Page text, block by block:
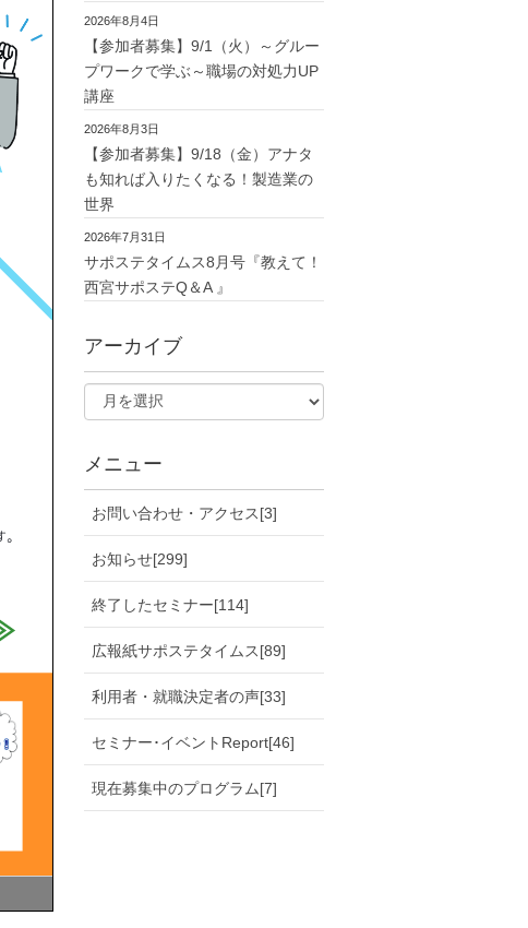
2026年8月4日
【参加者募集】9/1（火）～グルー
プワークで学ぶ～職場の対処力UP
講座
2026年8月3日
【参加者募集】9/18（金）アナタ
も知れば入りたくなる！製造業の
世界
2026年7月31日
サポステタイムス8月号『教えて！
西宮サポステQ＆A 』
アーカイブ
メニュー
お問い合わせ・アクセス[3]
お知らせ[299]
終了したセミナー[114]
広報紙サポステタイムス[89]
利用者・就職決定者の声[33]
セミナー･イベントReport[46]
現在募集中のプログラム[7]